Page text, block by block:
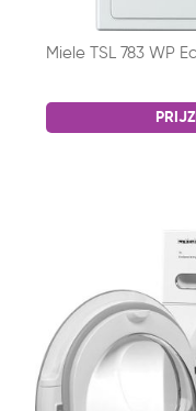
Miele TSL 783 WP